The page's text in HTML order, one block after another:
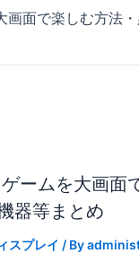
ームを大画面
器等まとめ
スプレイ / By